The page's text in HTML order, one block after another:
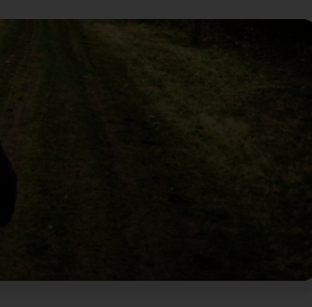
planten en dieren die
rust en schoonheid van de